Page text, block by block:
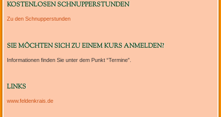
KOSTENLOSEN SCHNUPPERSTUNDEN
Zu den Schnupperstunden
SIE MÖCHTEN SICH ZU EINEM KURS ANMELDEN?
Informationen finden Sie unter dem Punkt “Termine”.
LINKS
www.feldenkrais.de